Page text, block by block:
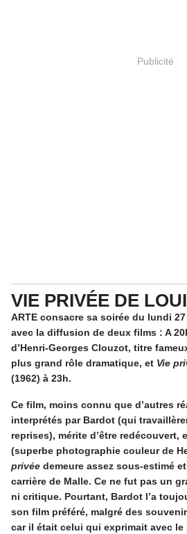
Publicité
VIE PRIVÉE DE
ARTE consacre sa soirée du lundi
avec la diffusion de deux films : A
d’Henri-Georges Clouzot, titre
plus grand rôle dramatique, et Vie
(1962) à 23h.
Ce film, moins connu que d’autres
interprétés par Bardot (qui
reprises), mérite d’être redécouvert,
(superbe photographie couleur de
privée demeure assez sous-estimé
carrière de Malle. Ce ne fut pas un
ni critique. Pourtant, Bardot l’a
son film préféré, malgré des
car il était celui qui exprimait avec